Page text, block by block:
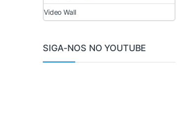
Video Wall
SIGA-NOS NO YOUTUBE